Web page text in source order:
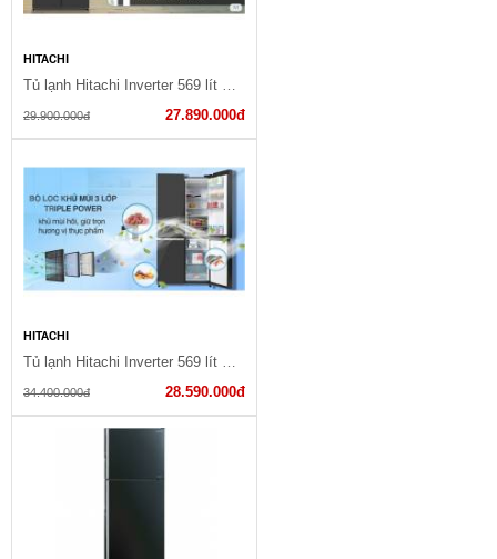
HITACHI
29.900.000đ 27.890.000đ
HITACHI
34.400.000đ 28.590.000đ